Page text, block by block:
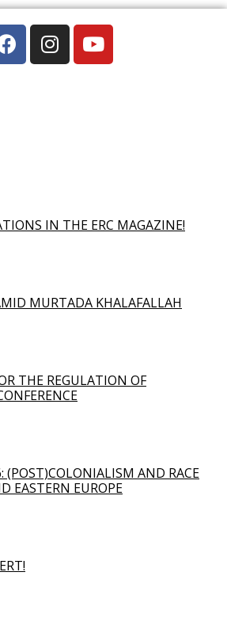
IN THE ERC MAGAZINE!
MURTADA KHALAFALLAH
THE REGULATION OF
(POST)COLONIALISM AND RACE
EASTERN EUROPE